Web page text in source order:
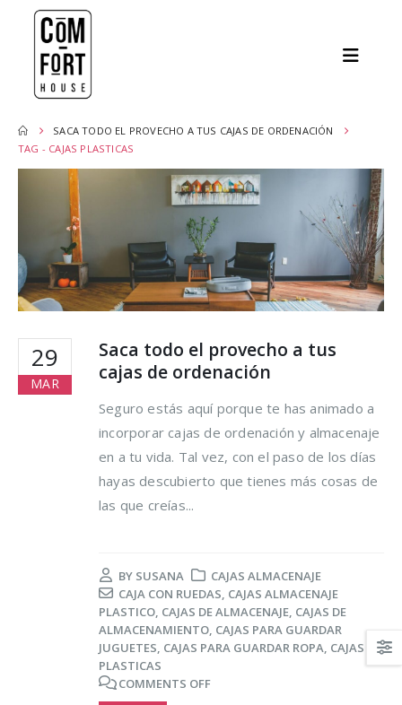
SACA TODO EL PROVECHO A TUS CAJAS DE ORDENACIÓN
TAG - CAJAS PLASTICAS
29
MAR
Saca todo el provecho a tus
cajas de ordenación
Seguro estás aquí porque te has animado a
incorporar cajas de ordenación y almacenaje
en a tu vida. Tal vez, con el paso de los días
hayas descubierto que tienes más cosas de
las que creías...
BY SUSANA
CAJAS ALMACENAJE
CAJA CON RUEDAS, CAJAS ALMACENAJE
PLASTICO, CAJAS DE ALMACENAJE, CAJAS DE
ALMACENAMIENTO, CAJAS PARA GUARDAR
JUGUETES, CAJAS PARA GUARDAR ROPA, CAJAS
PLASTICAS
COMMENTS OFF
vida de tus prendas
delicadas
5 razones de peso por
las que merece la
pena reciclar
desperdicios
alimentarios y
al mismo tiempo
16 agosto, 2021